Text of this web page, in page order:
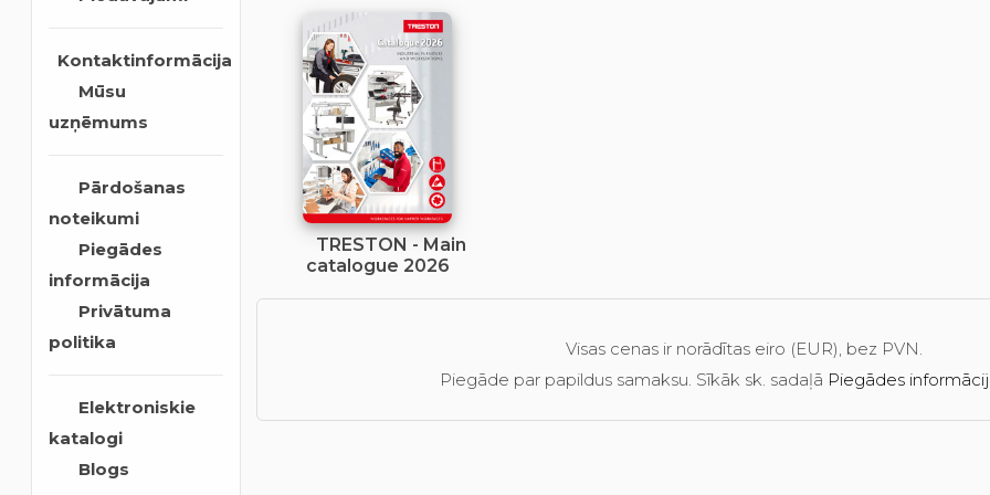
Kontaktinformācija
Mūsu
uzņēmums
Pārdošanas
noteikumi
Piegādes
informācija
Privātuma
politika
Elektroniskie
katalogi
Blogs
TRESTON - Main
catalogue 2026
Visas cenas ir norādītas eiro (EUR), bez PVN.
Piegāde par papildus samaksu. Sīkāk sk. sadaļā Piegādes